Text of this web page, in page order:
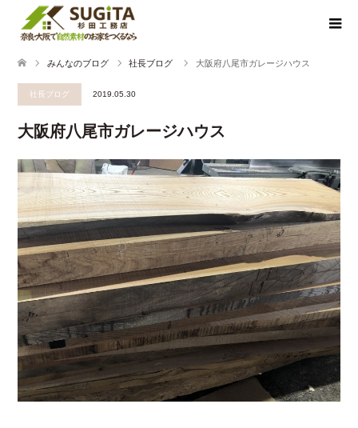
みんなのブログ 社長ブログ 大阪府八尾市ガレージハウス
社長ブログ 2019.05.30
大阪府八尾市ガレージハウス